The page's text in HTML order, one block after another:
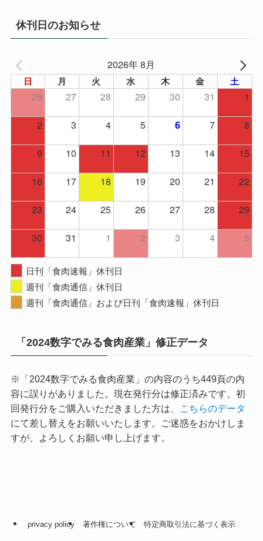
イ
ブ
休刊日のお知らせ
2026年 8月
日 月 火 水 木 金 土
26 27 28 29 30 31
1
2
3 4 5 6 7
8
9
10 11 12 13 14
15
16
17 18 19 20 21
22
23
24 25 26 27 28
29
30
31 1 2 3 4 5
日刊「食肉速報」休刊日
週刊「食肉通信」休刊日
週刊「食肉通信」および日刊「食肉速報」休刊日
「2024数字でみる食肉産業」修正データ
※「2024数字でみる食肉産業」の内容のうち449頁の内
容に誤りがありました。現在発行分は修正済みです。初
回発行分をご購入いただきました方は、
こちらのデータ
にて差し替えをお願いいたします。ご迷惑をおかけしま
すが、よろしくお願い申し上げます。
privacy policy 著作権について 特定商取引法に基づく表示